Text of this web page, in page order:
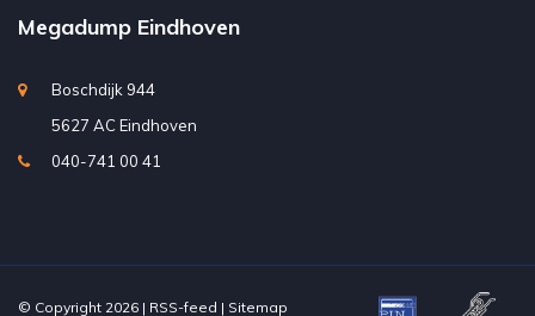
Megadump Eindhoven
Boschdijk 944
5627 AC Eindhoven
040-741 00 41
© Copyright 2026 | RSS-feed | Sitemap